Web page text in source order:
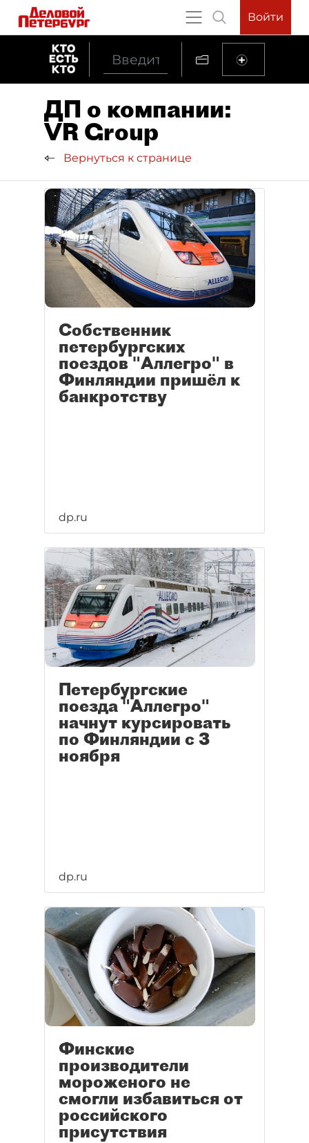
Войти
ДП о компании:
VR Group
Вернуться к странице
Собственник
петербургских
поездов "Аллегро" в
Финляндии пришёл к
банкротству
dp.ru
Петербургские
поезда "Аллегро"
начнут курсировать
по Финляндии с 3
ноября
dp.ru
Финские
производители
мороженого не
смогли избавиться от
российского
присутствия